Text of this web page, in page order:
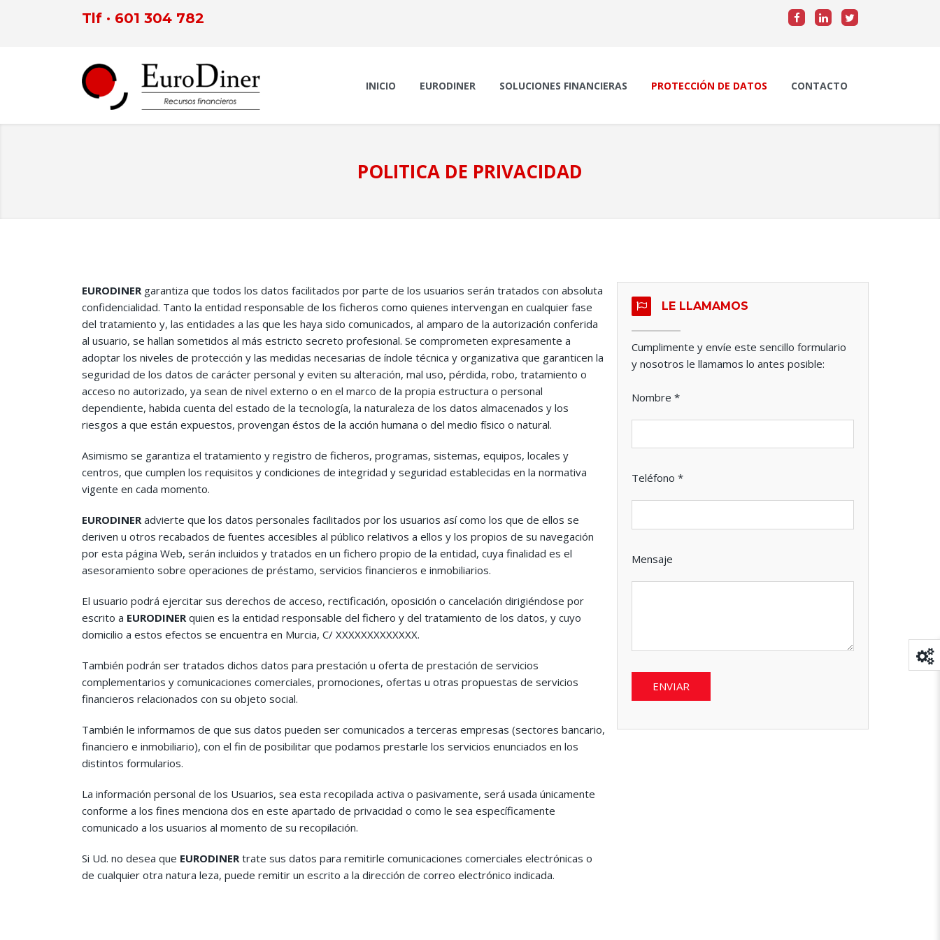
Tlf · 601 304 782
INICIO EURODINER SOLUCIONES FINANCIERAS
DESCUENTO DE PAGARÉS
Y ANTICIPO DE
FACTURAS
PROTECCIÓN DE DATOS CONTACTO
POLITICA DE PRIVACIDAD
EURODINERgarantiza que todos los datos facilitados por parte de los usuarios serán tratados con absoluta
confidencialidad. Tanto la entidad responsable de los ficheros como quienes intervengan en cualquier fase
del tratamiento y, las entidades a las que les haya sido comunicados, al amparo de la autorización conferida
al usuario, se hallan sometidos al más estricto secreto profesional. Se comprometen expresamente a
adoptar los niveles de protección y las medidas necesarias de índole técnica y organizativa que garanticen la
seguridad de los datos de carácter personal y eviten su alteración, mal uso, pérdida, robo, tratamiento o
acceso no autorizado, ya sean de nivel externo o en el marco de la propia estructura o personal
dependiente, habida cuenta del estado de la tecnología, la naturaleza de los datos almacenados y los
riesgos a que están expuestos, provengan éstos de la acción humana o del medio físico o natural.
Asimismo se garantiza el tratamiento y registro de ficheros, programas, sistemas, equipos, locales y
centros, que cumplen los requisitos y condiciones de integridad y seguridad establecidas en la normativa
vigente en cada momento.
EURODINERadvierte que los datos personales facilitados por los usuarios así como los que de ellos se
deriven u otros recabados de fuentes accesibles al público relativos a ellos y los propios de su navegación
por esta página Web, serán incluidos y tratados en un fichero propio de la entidad, cuya finalidad es el
asesoramiento sobre operaciones de préstamo, servicios financieros e inmobiliarios.
El usuario podrá ejercitar sus derechos de acceso, rectificación, oposición o cancelación dirigiéndose por
escrito a EURODINERquien es la entidad responsable del fichero y del tratamiento de los datos, y cuyo
domicilio a estos efectos se encuentra en Murcia, C/ XXXXXXXXXXXXX.
También podrán ser tratados dichos datos para prestación u oferta de prestación de servicios
complementarios y comunicaciones comerciales, promociones, ofertas u otras propuestas de servicios
financieros relacionados con su objeto social.
También le informamos de que sus datos pueden ser comunicados a terceras empresas (sectores bancario,
financiero e inmobiliario), con el fin de posibilitar que podamos prestarle los servicios enunciados en los
distintos formularios.
La información personal de los Usuarios, sea esta recopilada activa o pasivamente, será usada únicamente
conforme a los fines menciona dos en este apartado de privacidad o como le sea específicamente
comunicado a los usuarios al momento de su recopilación.
Si Ud. no desea que EURODINERtrate sus datos para remitirle comunicaciones comerciales electrónicas o
de cualquier otra natura leza, puede remitir un escrito a la dirección de correo electrónico indicada.
LE LLAMAMOS
Cumplimente y envíe este sencillo formulario
y nosotros le llamamos lo antes posible:
Nombre *
Teléfono *
Mensaje